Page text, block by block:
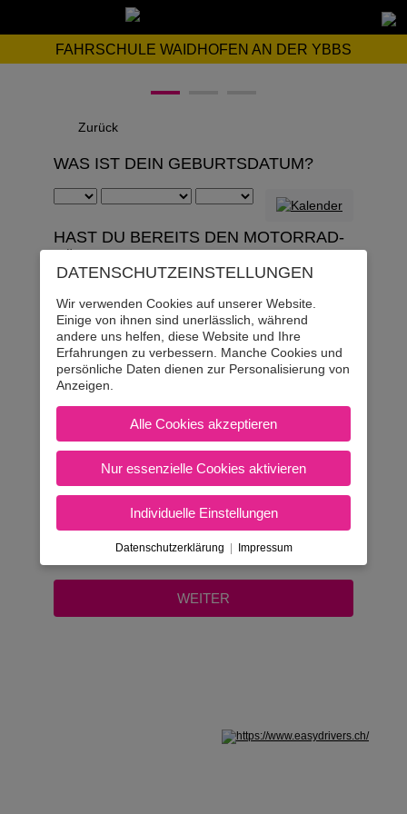
FAHRSCHULE WAIDHOFEN AN DER YBBS
Zurück
WAS IST DEIN GEBURTSDATUM?
HAST DU BEREITS DEN MOTORRAD-
Ja
Nein
HAST DU BEREITS DEN TRAKTOR-
FÜHRERSCHEIN?
DATENSCHUTZ­EINSTELLUNGEN
Wir verwenden Cookies auf unserer Website.
Einige von ihnen sind unerlässlich, während
andere uns helfen, diese Website und Ihre
Erfahrungen zu verbessern. Manche Cookies und
persönliche Daten dienen zur Personalisierung von
Anzeigen.
Alle Cookies akzeptieren
Nur essenzielle Cookies aktivieren
Individuelle Einstellungen
Datenschutzerklärung | Impressum